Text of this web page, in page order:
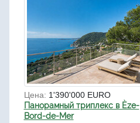
Цена: 1'390'000 EURO
Панорамный триплекс в Èze-
Bord-de-Mer